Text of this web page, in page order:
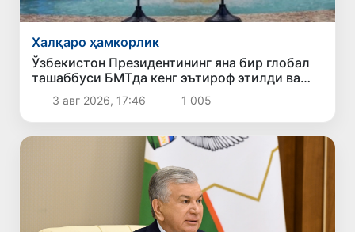
Халқаро ҳамкорлик
Ўзбекистон Президентининг яна бир глобал
ташаббуси БМТда кенг эътироф этилди ва
қабул қилинди
3 авг 2026, 17:46 1 005